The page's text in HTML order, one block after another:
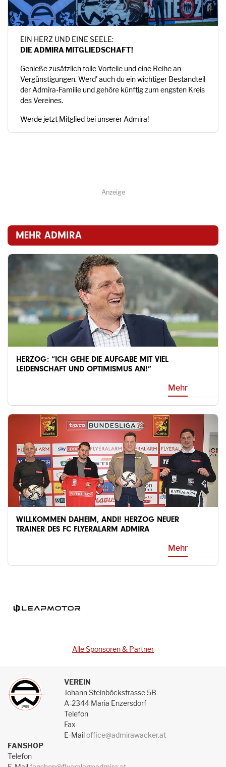
MEHR ADMIRA
HERZOG: “ICH GEHE DIE AUFGABE MIT VIEL
LEIDENSCHAFT UND OPTIMISMUS AN!”
Mehr
WILLKOMMEN DAHEIM, ANDI! HERZOG NEUER
TRAINER DES FC FLYERALARM ADMIRA
Mehr
EIN HERZ UND EINE SEELE:
DIE ADMIRA MITGLIEDSCHAFT!
Genieße zusätzlich tolle Vorteile und eine Reihe an
Vergünstigungen. Werd’ auch du ein wichtiger Bestandteil
der Admira-Familie und gehöre künftig zum engsten Kreis
des Vereines.
Werde jetzt Mitglied bei unserer Admira!
Anzeige
Alle Sponsoren & Partner
VEREIN
Johann Steinböckstrasse 5B
A-2344 Maria Enzersdorf
Telefon
Fax
E-Mailoffice@admirawacker.at
FANSHOP
Telefon